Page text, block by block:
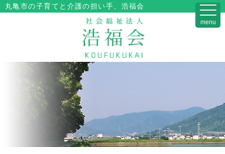
丸亀市の子育てと介護の担い手、浩福会
menu